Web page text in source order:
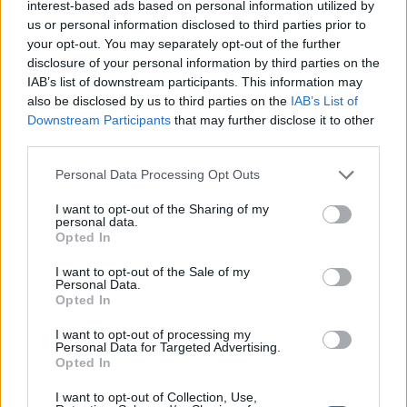
interest-based ads based on personal information utilized by
us or personal information disclosed to third parties prior to
your opt-out. You may separately opt-out of the further
disclosure of your personal information by third parties on the
IAB’s list of downstream participants. This information may
also be disclosed by us to third parties on the IAB’s List of
Downstream Participants that may further disclose it to other
Personal Data Processing Opt Outs
I want to opt-out of the Sharing of my
personal data.
Opted In
I want to opt-out of the Sale of my
Personal Data.
Opted In
I want to opt-out of processing my
Personal Data for Targeted Advertising.
Opted In
I want to opt-out of Collection, Use,
a plataforma perfeita para um condutor em
aprendizagem, desenvolvendo uma verdadeira
coordenação dos controlos de uma moto fora de
estrada. A montagem de uma jante de 19” na
dianteira e 16” na traseira, também amplifica a
proximidade desta moto com as mais conhecidas
disco de 220 mm, um quadro em aço de duas
longarinas, e uma suspensão mais firme,
complementam uma ciclística focada na diversão,
mas também pensada para um melhor desempenho
e ritmos mais elevados. O motor de 124,9 cc
refrigerado a ar, foi desenvolvido especificamente
mais amigo dos condutores inexperientes,
possibilitando um desenvolvimento progressivo do
controlo de acelerador e a sensação de tração. O